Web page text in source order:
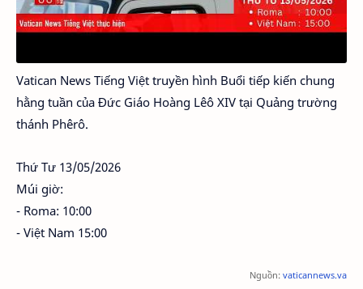
Vatican News Tiếng Việt truyền hình Buổi tiếp kiến chung
hằng tuần của Đức Giáo Hoàng Lêô XIV tại Quảng trường
thánh Phêrô.
Thứ Tư 13/05/2026
Múi giờ:
- Roma: 10:00
- Việt Nam 15:00
Nguồn: vaticannews.va